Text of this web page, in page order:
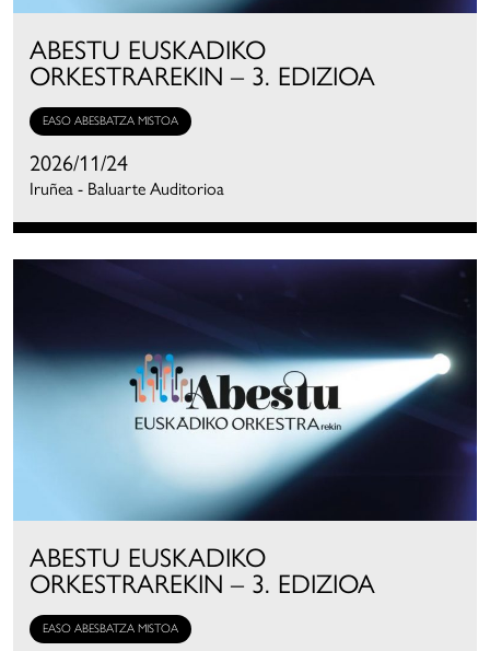
ABESTU EUSKADIKO
ORKESTRAREKIN – 3. EDIZIOA
EASO ABESBATZA MISTOA
2026/11/24
Iruñea - Baluarte Auditorioa
ABESTU EUSKADIKO
ORKESTRAREKIN – 3. EDIZIOA
EASO ABESBATZA MISTOA